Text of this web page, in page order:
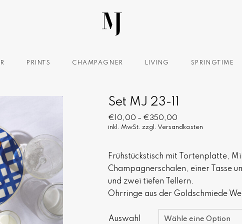
PRINTS CHAMPAGNER LIVING SPRINGTIME
Set MJ 23-11
€ 10,00 – €350,00
inkl. MwSt. zzgl.Versandkosten
Frühstückstisch mit Tortenplatte,
Champagnerschalen, einer Tasse
und zwei tiefen Tellern.
Ohrringe aus der Goldschmiede
Auswahl Wähle eine Option